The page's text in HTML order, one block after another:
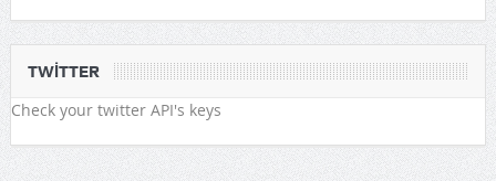
TWITTER
Check your twitter API's keys